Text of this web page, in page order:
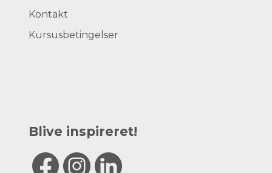
Kontakt
Kursusbetingelser
Blive inspireret!